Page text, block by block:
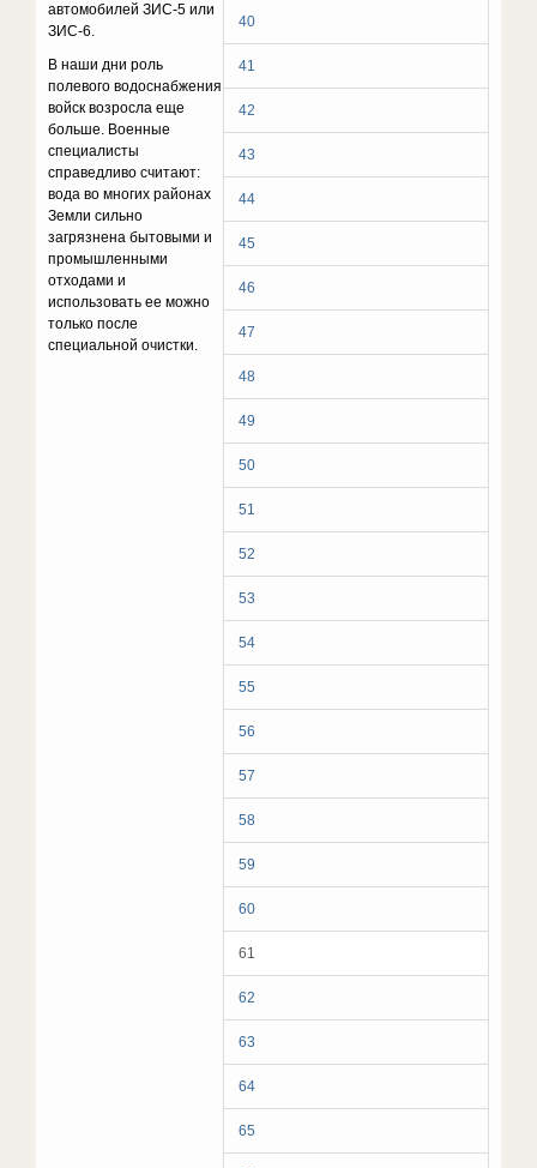
40
41
42
43
44
45
46
47
48
49
50
51
52
53
54
55
56
57
58
59
60
61
62
63
64
65
автомобилей ЗИС-5 или
ЗИС-6.
В наши дни роль
полевого водоснабжения
войск возросла еще
больше. Военные
специалисты
справедливо считают:
вода во многих районах
Земли сильно
загрязнена бытовыми и
промышленными
отходами и
использовать ее можно
только после
специальной очистки.